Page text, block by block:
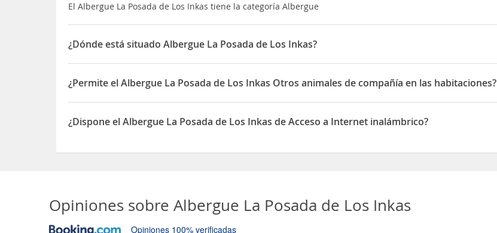
El Albergue La Posada de Los Inkas tiene la categoría Albergue
¿Dónde está situado Albergue La Posada de Los Inkas?
El Albergue La Posada de Los Inkas está situado en Prolongacion Barrio Nuevo San Isidro Mz M Lt 14
¿Permite el Albergue La Posada de Los Inkas Otros animales de compañía en las habitaciones?
Sí, el Albergue La Posada de Los Inkas permite Otros animales de compañía en las habitaciones
¿Dispone el Albergue La Posada de Los Inkas de Acceso a Internet inalámbrico?
Opiniones sobre Albergue La Posada de Los Inkas
Opiniones 100% verificadas